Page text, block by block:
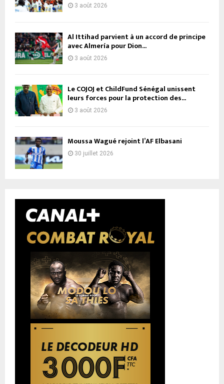
3 août 2026
Al Ittihad parvient à un accord de principe
avec Almería pour Dion...
3 août 2026
Le COJOJ et ChildFund Sénégal unissent
leurs forces pour la protection des...
3 août 2026
Moussa Wagué rejoint l’AF Elbasani
30 juillet 2026